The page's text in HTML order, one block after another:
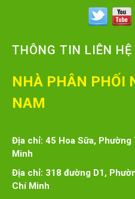
THÔNG TIN LIÊN HỆ
NHÀ PHÂN PHỐI
NAM
Địa chỉ: 45 Hoa Sữa, Phường
Minh
Địa chỉ: 318 đường D1,
Chí Minh